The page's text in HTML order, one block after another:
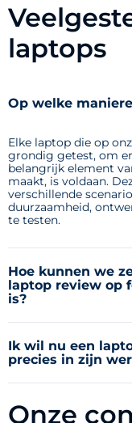
laptops
Op welke
Elke laptop die op
grondig getest, om
belangrijk element
maakt, is voldaan.
verschillende
duurzaamheid,
te testen.
Hoe kunnen we
laptop review op
is?
Ik wil nu een
precies in zijn
Onze